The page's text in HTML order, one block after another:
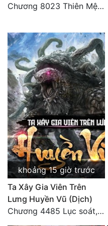
Chương 8023 Thiên Mệnh cương đồ
khoảng 15 giờ trước
Ta Xây Gia Viên Trên
Lưng Huyền Vũ (Dịch)
Chương 4485 Lục soát, nhất định muốn tìm tới bọn họ.